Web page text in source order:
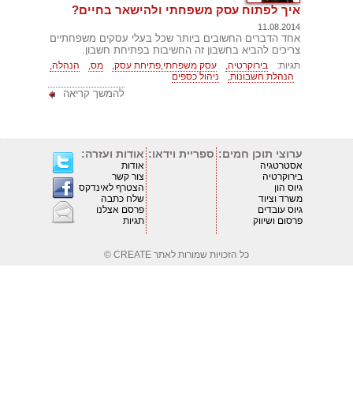
איך לפתוח עסק משפחתי ולהישאר בחיים?
11.08.2014
אחד הדברים החשובים ביותר שכל בעלי עסקים משפחתיים
צריכים להביא בחשבון זה החשיבות בפתיחת חשבון.
תגיות: בירוקרטיה, עסק משפחתי,פתיחת עסק, מס,
הנהלה,
הנהלת חשבונות,
ניהול כספים
להמשך קריאה
ערוצי תוכן חמים:
אסטרטגיה
בירוקרטיה
גיוס הון
משרד וציוד
גיוס עובדים
פרסום ושיווק
ספריית וידאו: אודות ועזרה:
אודות
צור קשר
הצטרף לאינדקס
שלח כתבה
פרסם אצלנו
תגיות
כל הזכויות שמורות לאתר CREATE ©